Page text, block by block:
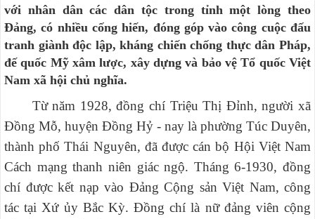
với nhân dân các dân tộc trong tỉnh một lòng theo
Đảng, có nhiều cống hiến, đóng góp vào công cuộc đấu
tranh giành độc lập, kháng chiến chống thực dân Pháp,
đế quốc Mỹ xâm lược, xây dựng và bảo vệ Tổ quốc Việt
Nam xã hội chủ nghĩa.
Từ năm 1928, đồng chí Triệu Thị Đỉnh, người xã
Đồng Mỗ, huyện Đồng Hỷ - nay là phường Túc Duyên,
thành phố Thái Nguyên, đã được cán bộ Hội Việt Nam
Cách mạng thanh niên giác ngộ. Tháng 6-1930, đồng
chí được kết nạp vào Đảng Cộng sản Việt Nam, công
tác tại Xứ ủy Bắc Kỳ. Đồng chí là nữ đảng viên cộng